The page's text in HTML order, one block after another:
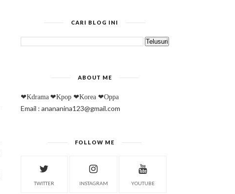
CARI BLOG INI
ABOUT ME
❤Kdrama ❤Kpop ❤Korea ❤Oppa
Email : anananina123@gmail.com
FOLLOW ME
TWITTER INSTAGRAM YOUTUBE